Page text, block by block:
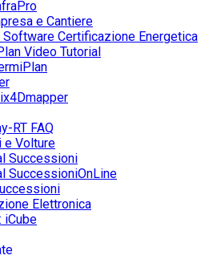
e Cantiere
Software Certificazione Energetica
Video Tutorial
RT FAQ
e Volture
Successioni
SuccessioniOnLine
Elettronica
iCube